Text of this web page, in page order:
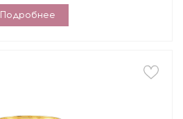
Подробнее